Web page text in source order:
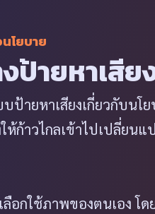
โยบาย
ป้ายหาเสี
ป้ายหาเสียงเกี่ยวกับน
ให้ก้าวไกลเข้าไปเปลี่ย
ลือกใช้ภาพของตนเอง โ